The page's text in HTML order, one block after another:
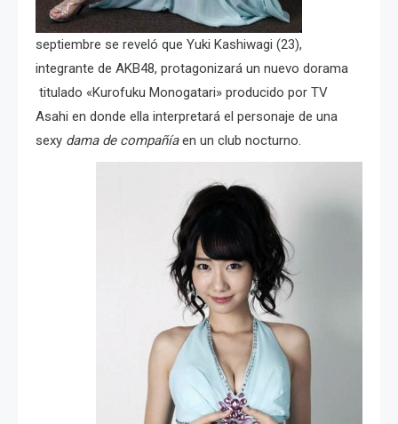
septiembre se reveló que Yuki Kashiwagi (23),
integrante de AKB48, protagonizará un nuevo dorama
titulado «Kurofuku Monogatari» producido por TV
Asahi en donde ella interpretará el personaje de una
sexy dama de compañíaen un club nocturno.